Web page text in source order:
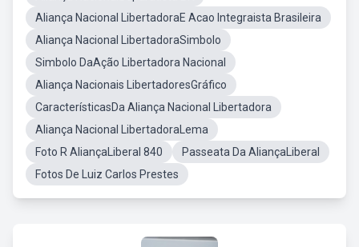
Aliança Nacional LibertadoraE Acao Integraista Brasileira
Aliança Nacional LibertadoraSimbolo
Simbolo DaAção Libertadora Nacional
Aliança Nacionais LibertadoresGráfico
CaracterísticasDa Aliança Nacional Libertadora
Aliança Nacional LibertadoraLema
Foto R AliançaLiberal 840
Passeata Da AliançaLiberal
Fotos De Luiz Carlos Prestes